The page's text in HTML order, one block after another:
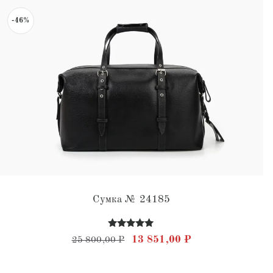
-46%
Сумка № 24185
Оценка
5.00
25 800,00₽ Первоначальная цена
13 851,00 ₽Текущая цена: